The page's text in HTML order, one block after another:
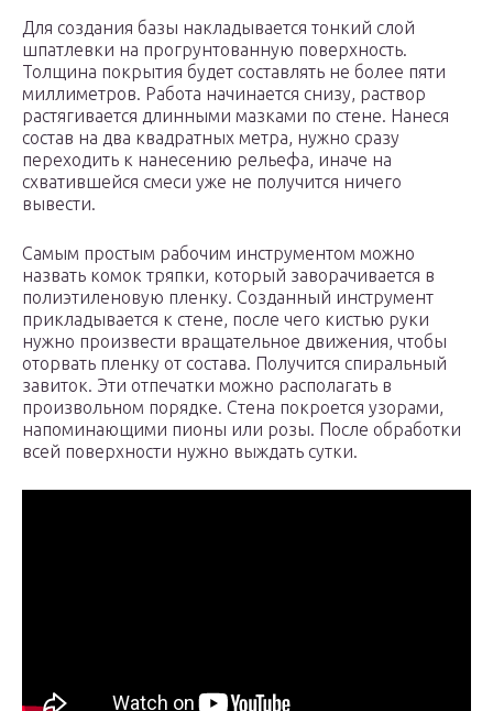
Для создания базы накладывается тонкий слой
шпатлевки на прогрунтованную поверхность.
Толщина покрытия будет составлять не более пяти
миллиметров. Работа начинается снизу, раствор
растягивается длинными мазками по стене. Нанеся
состав на два квадратных метра, нужно сразу
переходить к нанесению рельефа, иначе на
схватившейся смеси уже не получится ничего
вывести.
Самым простым рабочим инструментом можно
назвать комок тряпки, который заворачивается в
полиэтиленовую пленку. Созданный инструмент
прикладывается к стене, после чего кистью руки
нужно произвести вращательное движения, чтобы
оторвать пленку от состава. Получится спиральный
завиток. Эти отпечатки можно располагать в
произвольном порядке. Стена покроется узорами,
напоминающими пионы или розы. После обработки
всей поверхности нужно выждать сутки.